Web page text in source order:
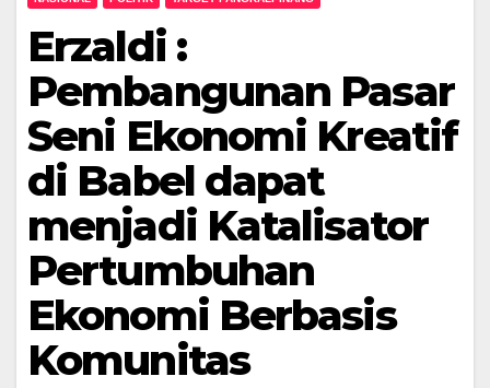
Erzaldi :
Pembangunan Pasar
Seni Ekonomi Kreatif
di Babel dapat
menjadi Katalisator
Pertumbuhan
Ekonomi Berbasis
Komunitas